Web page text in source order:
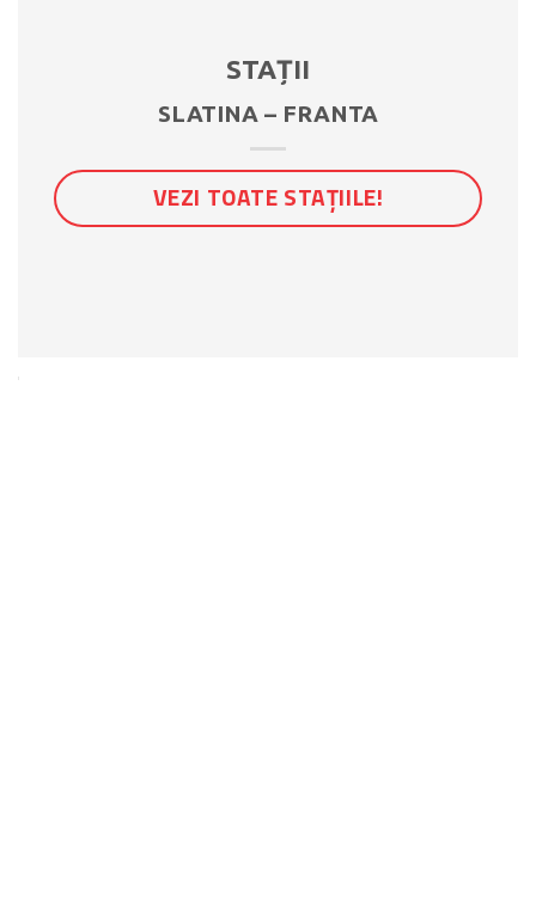
STAȚII
SLATINA – FRANTA
VEZI TOATE STAȚIILE!